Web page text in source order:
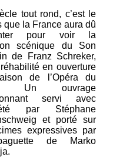
tout rond, c’est le
que la France aura dû
pour voir la
scénique du Son
de Franz Schreker,
en ouverture
de l’Opéra du
Un ouvrage
servi avec
par Stéphane
et porté sur
expressives par
de Marko